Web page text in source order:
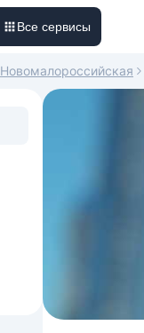
Все сервисы
Новомалороссийская